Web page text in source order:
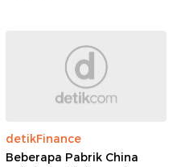
detikFinance
Beberapa Pabrik China